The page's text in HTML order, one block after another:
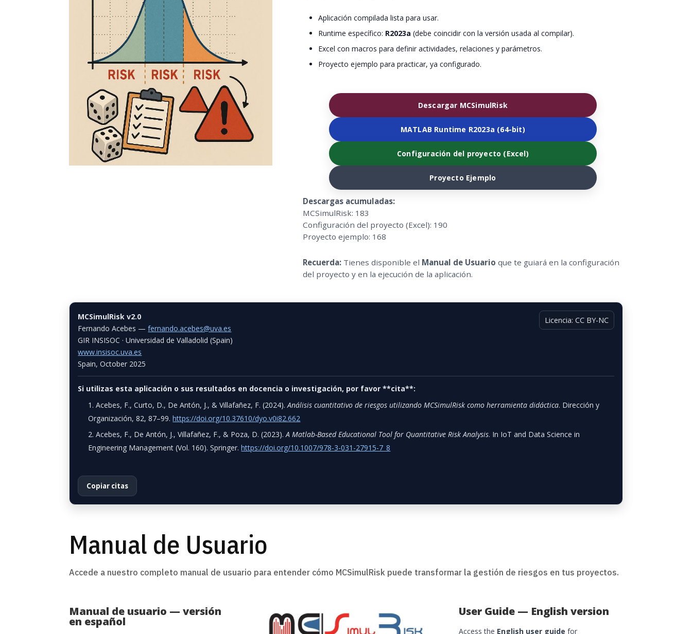
Aplicación compilada lista para usar.
Runtime específico: R2023a (debe coincidir con la versión usada al compilar).
Excel con macros para definir actividades, relaciones y parámetros.
Proyecto ejemplo para practicar, ya configurado.
Descargar MCSimulRisk
MATLAB Runtime R2023a (64-bit)
Configuración del proyecto (Excel)
Proyecto Ejemplo
Descargas acumuladas:
MCSimulRisk: 183
Configuración del proyecto (Excel): 190
Proyecto ejemplo: 168
Recuerda: Tienes disponible el Manual de Usuario que te guiará en la configuración
del proyecto y en la ejecución de la aplicación.
MCSimulRisk v2.0
Fernando Acebes —fernando.acebes@uva.es
GIR INSISOC · Universidad de Valladolid (Spain)
www.insisoc.uva.es
Spain, October 2025
Licencia: CC BY-NC
Si utilizas esta aplicación o sus resultados en docencia o investigación, por favor **cita**:
Acebes, F., Curto, D., De Antón, J., & Villafañez, F. (2024).Análisis cuantitativo de riesgos utilizando MCSimulRisk como herramienta didáctica. Dirección y
Organización, 82, 87–99.https://doi.org/10.37610/dyo.v0i82.662
Acebes, F., De Antón, J., Villafañez, F., & Poza, D. (2023).A Matlab-Based Educational Tool for Quantitative Risk Analysis. In IoT and Data Science in
Engineering Management (Vol. 160). Springer.https://doi.org/10.1007/978-3-031-27915-7_8
Copiar citas
Manual de Usuario
Accede a nuestro completo manual de usuario para entender cómo MCSimulRisk puede transformar la gestión de riesgos en tus proyectos.
Manual de usuario — versión
en español
User Guide — English version
Access the English user guide for